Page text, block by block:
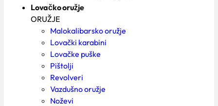
Lovačko oružje
ORUŽJE
Malokalibarsko oružje
Lovački karabini
Lovačke puške
Pištolji
Revolveri
Vazdušno oružje
Noževi